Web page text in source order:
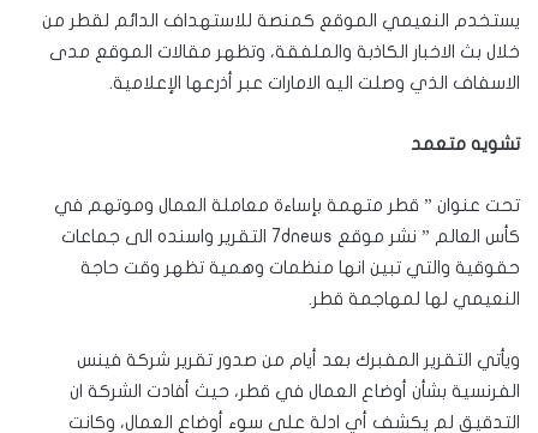
يستخدم النعيمي الموقع كمنصة للاستهداف الدائم لقطر من
خلال بث الاخبار الكاذبة والملفقة، وتظهر مقالات الموقع مدى
الاسفاف الذي وصلت اليه الامارات عبر أذرعها الإعلامية.
تشويه متعمد
تحت عنوان ” قطر متهمة بإساءة معاملة العمال وموتهم في
كأس العالم ” نشر موقع 7dnews التقرير واسنده الى جماعات
حقوقية والتي تبين انها منظمات وهمية تظهر وقت حاجة
النعيمي لها لمهاجمة قطر.
ويأتي التقرير المفبرك بعد أيام من صدور تقرير شركة فينس
الفرنسية بشأن أوضاع العمال في قطر، حيث أفادت الشركة ان
التدقيق لم يكشف أي ادلة على سوء أوضاع العمال، وكانت